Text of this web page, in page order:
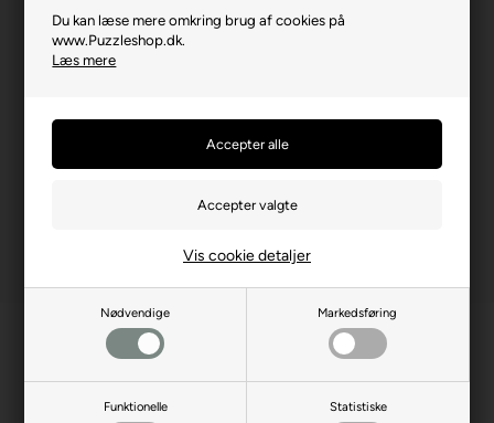
Du kan læse mere omkring brug af cookies på
www.Puzzleshop.dk.
Læs mere
Nødvendige Markedsføring
Funktionelle Statistiske
Vis cookie detaljer
Producentadresse
Ikke til børn under 3 år.